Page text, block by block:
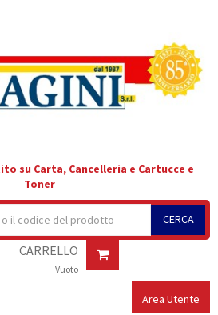
su Carta, Cancelleria e Cartucce e
Toner
CERCA
CARRELLO
Vuoto
Area Utente